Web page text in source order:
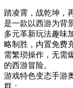
踏凌霄，战乾坤，
是一款以西游为背
多元革新玩法趣味
略制胜，内置免费
需繁琐操作，无需
的西游冒险。
游戏特色变态手游
群：